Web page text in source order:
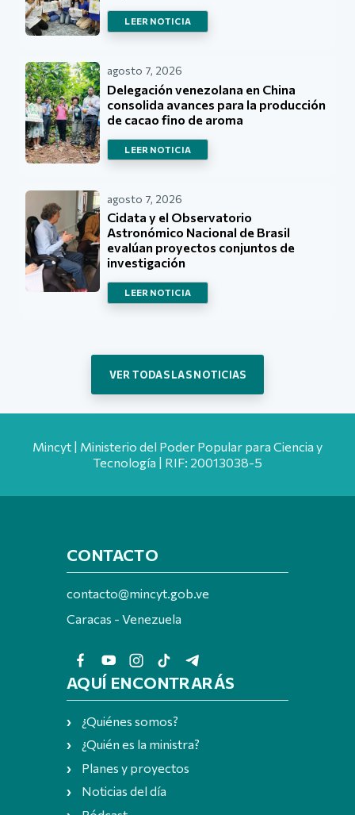
LEER NOTICIA
agosto 7, 2026
Delegación venezolana en China
consolida avances para la producción
de cacao fino de aroma
LEER NOTICIA
agosto 7, 2026
Cidata y el Observatorio
Astronómico Nacional de Brasil
evalúan proyectos conjuntos de
investigación
LEER NOTICIA
VER TODAS LAS NOTICIAS
Mincyt | Ministerio del Poder Popular para Ciencia y
Tecnología | RIF: 20013038-5
CONTACTO
contacto@mincyt.gob.ve
Caracas - Venezuela
AQUÍ ENCONTRARÁS
¿Quiénes somos?
¿Quién es la ministra?
Planes y proyectos
Noticias del día